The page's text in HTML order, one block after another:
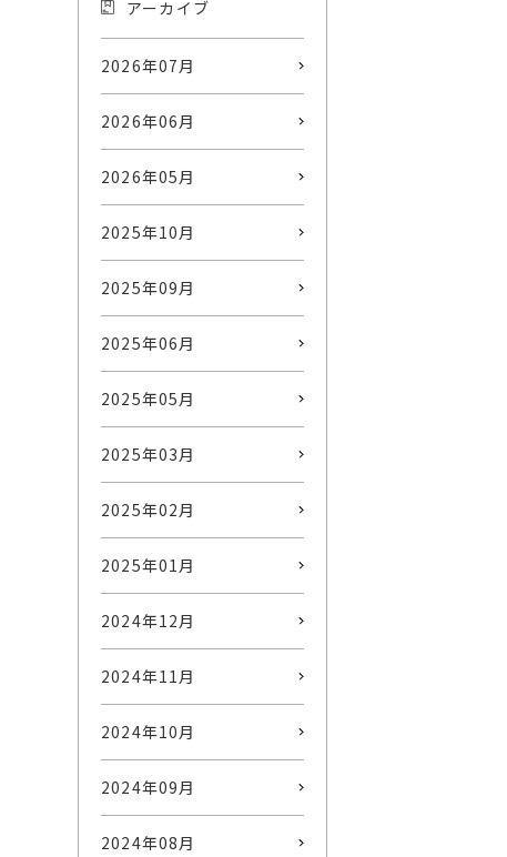
アーカイブ
2026年07月
2026年06月
2026年05月
2025年10月
2025年09月
2025年06月
2025年05月
2025年03月
2025年02月
2025年01月
2024年12月
2024年11月
2024年10月
2024年09月
2024年08月